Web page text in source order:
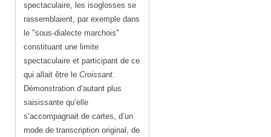
spectaculaire, les isoglosses se
rassemblaient, par exemple dans
le "sous-dialecte marchois"
constituant une limite
spectaculaire et participant de ce
qui allait être leCroissant.
Démonstration d’autant plus
saisissante qu’elle
s’accompagnait de cartes, d’un
mode de transcription original, de